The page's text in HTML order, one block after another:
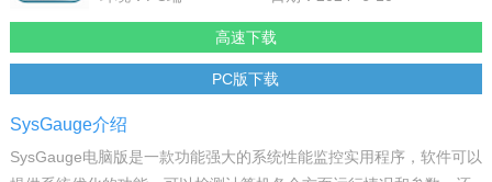
高速下载
PC版下载
SysGauge介绍
SysGauge电脑版是一款功能强大的系统性能监控实用程序，软件可以